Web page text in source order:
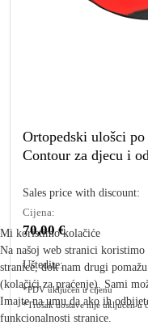
Ortopedski ulošci
Contour za djecu i
Sales price with discount:
Cijena:
70,00 €
Uštedite:
*PDV uključen u cijenu
*Trošak dostave nije uključen u
Mi koristimo kolačiće
Na našoj web stranici
stranice, dok nam drugi
(kolačići za praćenje). Sami
Imajte na umu da ako ih
funkcionalnosti stranice.